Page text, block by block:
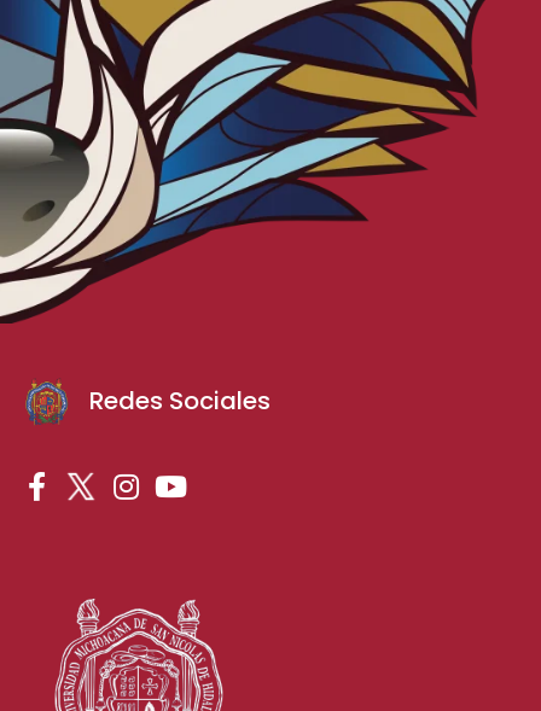
Redes Sociales